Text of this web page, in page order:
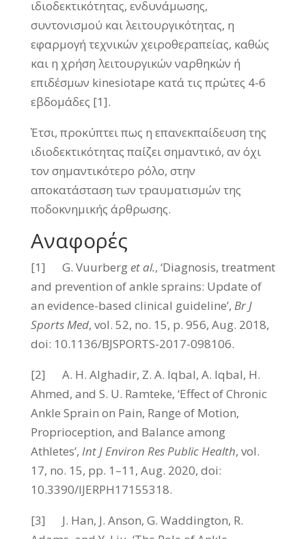
ιδιοδεκτικότητας, ενδυνάμωσης,
συντονισμού και λειτουργικότητας, η
εφαρμογή τεχνικών χειροθεραπείας, καθώς
και η χρήση λειτουργικών ναρθηκών ή
επιδέσμων kinesiotape κατά τις πρώτες 4-6
εβδομάδες [1].
Έτσι, προκύπτει πως η επανεκπαίδευση της
ιδιοδεκτικότητας παίζει σημαντικό, αν όχι
τον σημαντικότερο ρόλο, στην
αποκατάσταση των τραυματισμών της
ποδοκνημικής άρθρωσης.
Αναφορές
[1] G. Vuurberg et al., ‘Diagnosis, treatment
and prevention of ankle sprains: Update of
an evidence-based clinical guideline’, Br J
Sports Med, vol. 52, no. 15, p. 956, Aug. 2018,
doi: 10.1136/BJSPORTS-2017-098106.
[2] A. H. Alghadir, Z. A. Iqbal, A. Iqbal, H.
Ahmed, and S. U. Ramteke, ‘Effect of Chronic
Ankle Sprain on Pain, Range of Motion,
Proprioception, and Balance among
Athletes’, Int J Environ Res Public Health, vol.
17, no. 15, pp. 1–11, Aug. 2020, doi:
10.3390/IJERPH17155318.
[3] J. Han, J. Anson, G. Waddington, R.